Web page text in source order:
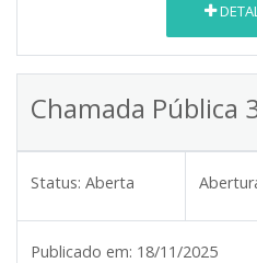
Chamada Pública
Status: Aberta
Publicado em: 18/11/2025